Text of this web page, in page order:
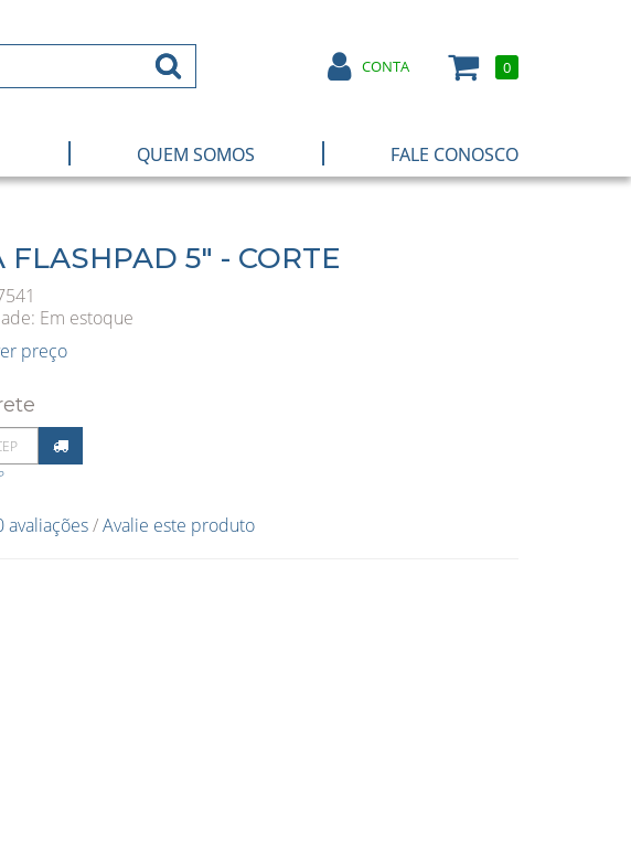
CONTA 0
| QUEM SOMOS | FALE CONOSCO
FLASHPAD 5" - CORTE
Em estoque
preço
avaliações/Avalie este produto